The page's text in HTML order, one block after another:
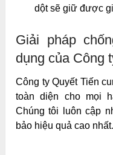
dột sẽ giữ được
Giải pháp
dụng của Công
Công ty Quyết Tiến
toàn diện cho mọi
Chúng tôi luôn cập
bảo hiệu quả cao nhất.